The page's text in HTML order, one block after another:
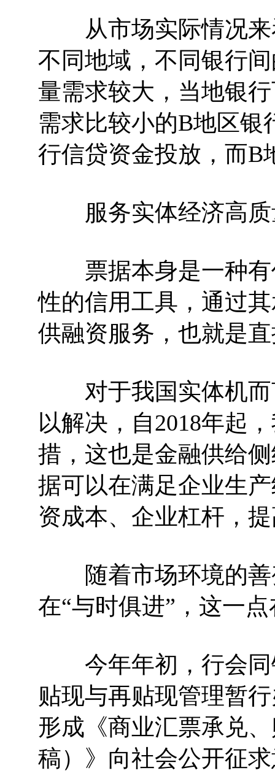
从市场实际情况来
不同地域，不同银行
量需求较大，当地银
需求比较小的B地区银
行信贷资金投放，而B
服务实体经济高质
票据本身是一种有
性的信用工具，通过
供融资服务，也就是
对于我国实体机而
以解决，自2018年起
措，这也是金融供给
据可以在满足企业生
资成本、企业杠杆，
随着市场环境的善
在“与时俱进”，这一
今年年初，行会同
贴现与再贴现管理暂
形成《商业汇票承兑
稿）》向社会公开征